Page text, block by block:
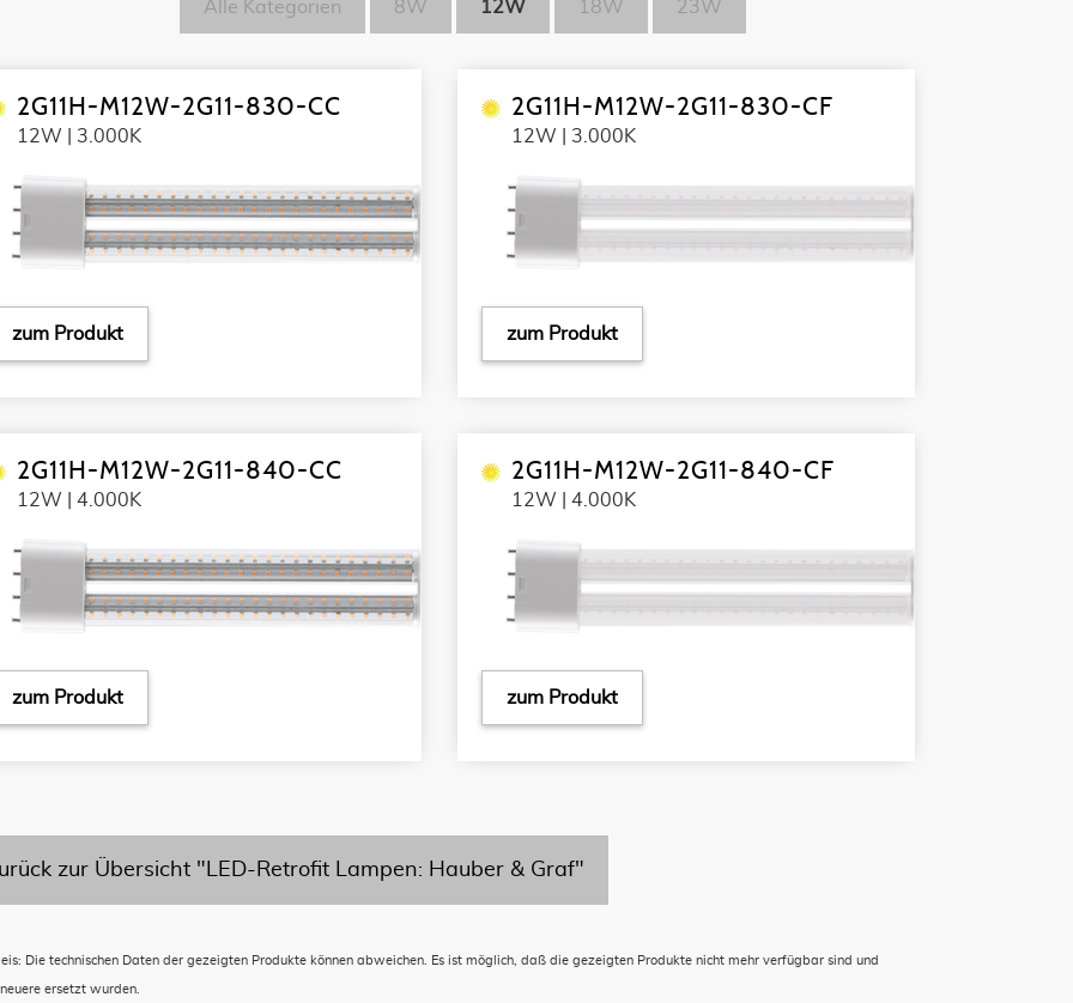
Alle Kategorien 8W 12W 18W 23W
2G11H-M12W-2G11-830-CC
12W | 3.000K
zum Produkt
2G11H-M12W-2G11-830-CF
12W | 3.000K
zum Produkt
2G11H-M12W-2G11-840-CC
12W | 4.000K
zum Produkt
2G11H-M12W-2G11-840-CF
12W | 4.000K
zum Produkt
zur Übersicht "LED-Retrofit Lampen: Hauber & Graf"
Die technischen Daten der gezeigten Produkte können abweichen. Es ist möglich, daß die gezeigten Produkte nicht mehr verfügbar sind und
ersetzt wurden.